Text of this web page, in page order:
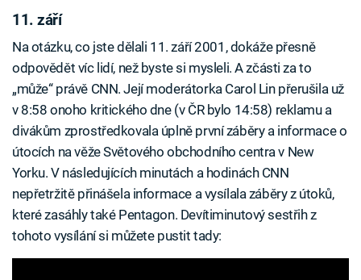
11. září
Na otázku, co jste dělali 11. září 2001, dokáže přesně
odpovědět víc lidí, než byste si mysleli. A zčásti za to
„může“ právě CNN. Její moderátorka Carol Lin přerušila už
v 8:58 onoho kritického dne (v ČR bylo 14:58) reklamu a
divákům zprostředkovala úplně první záběry a informace o
útocích na věže Světového obchodního centra v New
Yorku. V následujících minutách a hodinách CNN
nepřetržitě přinášela informace a vysílala záběry z útoků,
které zasáhly také Pentagon. Devítiminutový sestřih z
tohoto vysílání si můžete pustit tady: